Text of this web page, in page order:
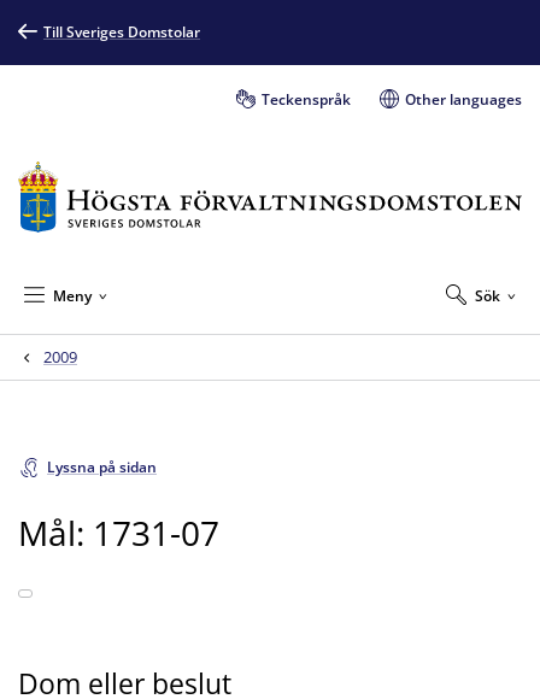
Till Sveriges Domstolar
Teckenspråk Other languages
Sök
Meny
2009
Lyssna på sidan
Mål: 1731-07
Dom eller beslut